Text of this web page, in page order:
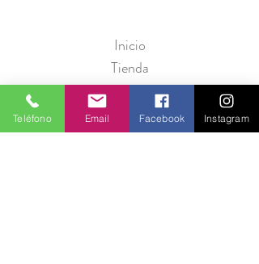
Inicio
Tienda
Marcas
Nosotros
Contáctanos
Teléfono Email Facebook Instagram